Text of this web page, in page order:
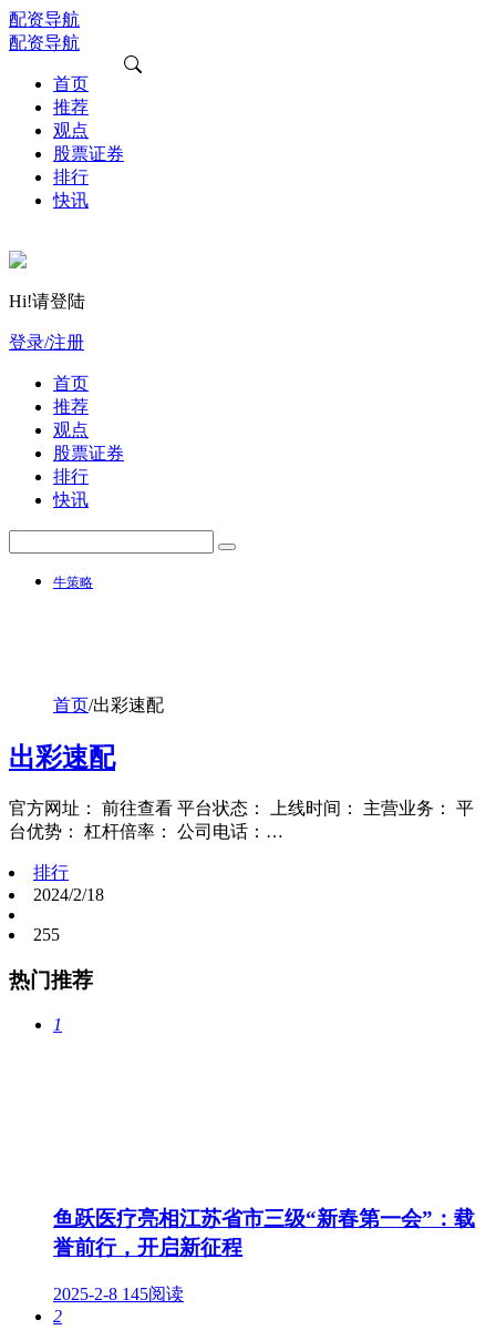
配资导航
配资导航
首页
推荐
观点
股票证券
排行
快讯
Hi!请登陆
登录/注册
首页
推荐
观点
股票证券
排行
快讯
牛策略
首页/出彩速配
出彩速配
官方网址： 前往查看 平台状态： 上线时间： 主营业务： 平
台优势： 杠杆倍率： 公司电话：…
排行
2024/2/18
255
热门推荐
1
鱼跃医疗亮相江苏省市三级“新春第一会”：载
誉前行，开启新征程
2025-2-8 145阅读
2